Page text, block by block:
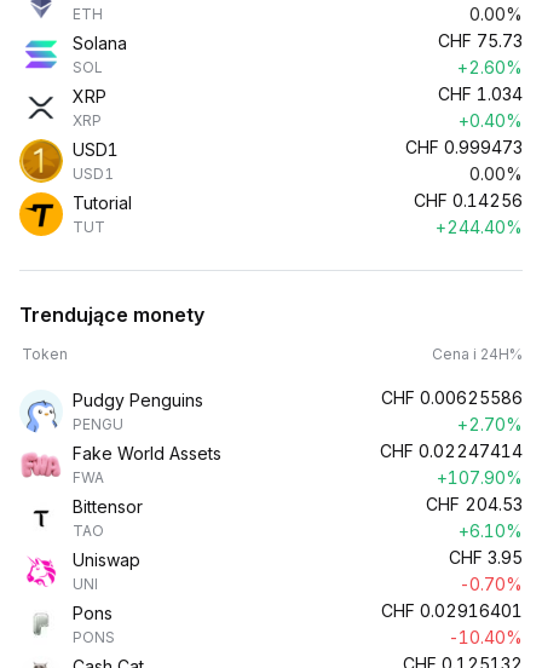
ETH
0.00%
Solana
SOL
CHF 75.73
+2.60%
XRP
XRP
CHF 1.034
+0.40%
USD1
USD1
CHF 0.999473
0.00%
Tutorial
TUT
CHF 0.14256
+244.40%
Trendujące monety
Token Cena i 24H%
Pudgy Penguins
PENGU
CHF 0.00625586
+2.70%
Fake World Assets
FWA
CHF 0.02247414
+107.90%
Bittensor
TAO
CHF 204.53
+6.10%
Uniswap
UNI
CHF 3.95
-0.70%
Pons
PONS
CHF 0.02916401
-10.40%
CHF 0.125132